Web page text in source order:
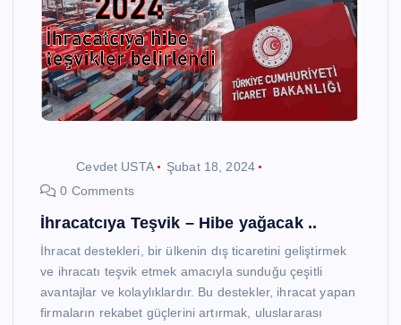
Cevdet USTA
Şubat 18, 2024
0 Comments
İhracatcıya Teşvik – Hibe yağacak ..
İhracat destekleri, bir ülkenin dış ticaretini geliştirmek
ve ihracatı teşvik etmek amacıyla sunduğu çeşitli
avantajlar ve kolaylıklardır. Bu destekler, ihracat yapan
firmaların rekabet güçlerini artırmak, uluslararası